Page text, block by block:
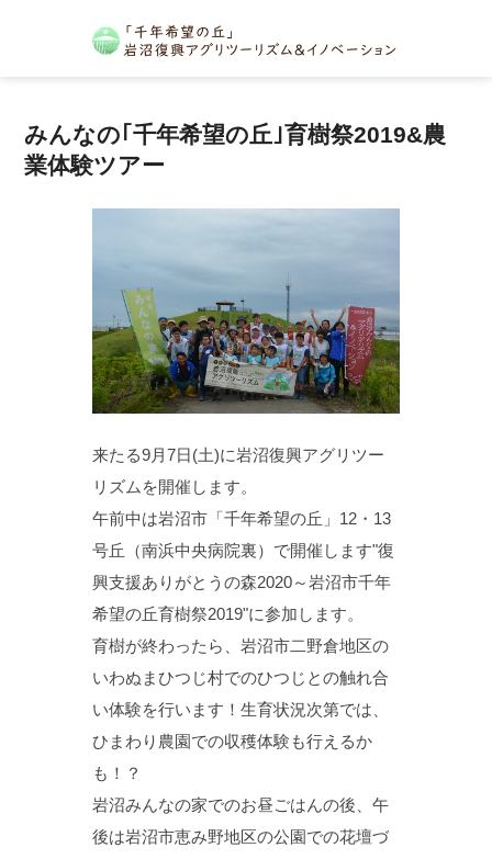
みんなの｢千年希望の丘｣育樹祭2019&農
業体験ツアー
来たる9月7日(土)に岩沼復興アグリツー
リズムを開催します。
午前中は岩沼市「千年希望の丘」12・13
号丘（南浜中央病院裏）で開催します"復
興支援ありがとうの森2020～岩沼市千年
希望の丘育樹祭2019"に参加します。
育樹が終わったら、岩沼市二野倉地区の
いわぬまひつじ村でのひつじとの触れ合
い体験を行います！生育状況次第では、
ひまわり農園での収穫体験も行えるか
も！？
岩沼みんなの家でのお昼ごはんの後、午
後は岩沼市恵み野地区の公園での花壇づ